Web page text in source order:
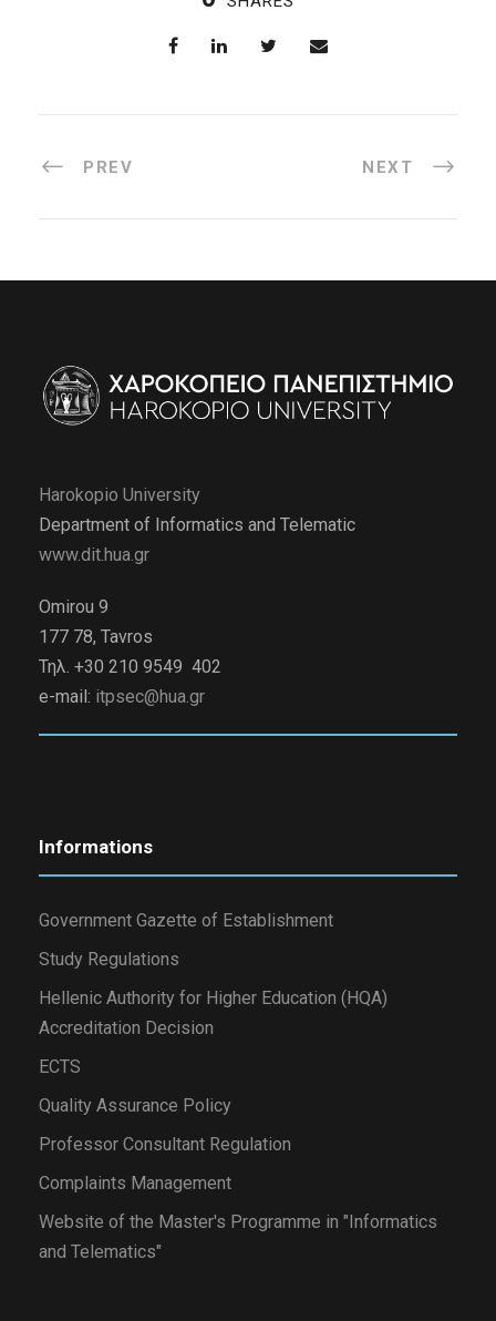
PREV NEXT
Harokopio University
Department of Informatics and Telematic
www.dit.hua.gr
Omirou 9
177 78, Tavros
Τηλ. +30 210 9549 402
e-mail: itpsec@hua.gr
Informations
Government Gazette of Establishment
Study Regulations
Hellenic Authority for Higher Education (HQA)
Accreditation Decision
ECTS
Quality Assurance Policy
Professor Consultant Regulation
Complaints Management
Website of the Master's Programme in "Informatics
and Telematics"